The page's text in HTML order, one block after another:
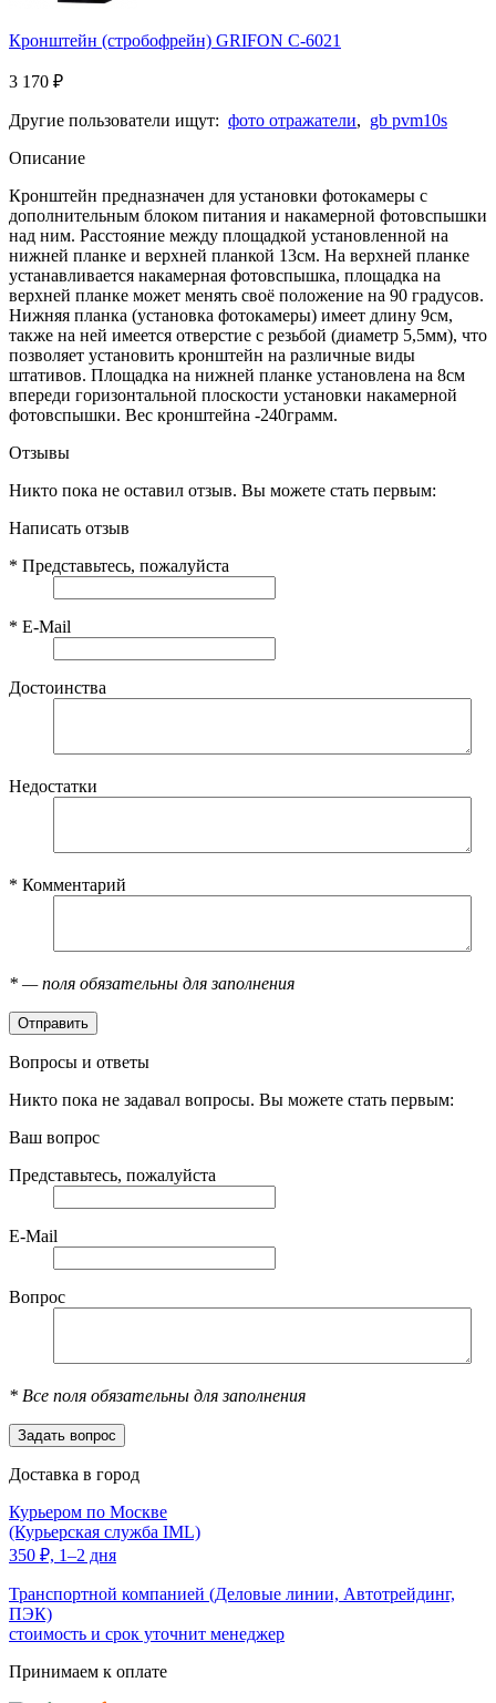
Кронштейн (стробофрейн) GRIFON С-6021
3 170 ₽
Другие пользователи ищут: фото отражатели, gb pvm10s
Описание
Кронштейн предназначен для установки фотокамеры c
дополнительным блоком питания и накамерной фотовспышки
над ним. Расстояние между площадкой установленной на
нижней планке и верхней планкой 13см. На верхней планке
устанавливается накамерная фотовспышка, площадка на
верхней планке может менять своё положение на 90 градусов.
Нижняя планка (установка фотокамеры) имеет длину 9см,
также на ней имеется отверстие с резьбой (диаметр 5,5мм), что
позволяет установить кронштейн на различные виды
штативов. Площадка на нижней планке установлена на 8см
впереди горизонтальной плоскости установки накамерной
фотовспышки. Вес кронштейна -240грамм.
Отзывы
Никто пока не оставил отзыв. Вы можете стать первым:
Написать отзыв
* Представьтесь, пожалуйста
* E-Mail
Достоинства
Недостатки
* Комментарий
* — поля обязательны для заполнения
Вопросы и ответы
Никто пока не задавал вопросы. Вы можете стать первым:
Ваш вопрос
Представьтесь, пожалуйста
E-Mail
Вопрос
* Все поля обязательны для заполнения
Доставка в город
Курьером по Москве
(Курьерская служба IML)
350 ₽, 1–2 дня
Транспортной компанией (Деловые линии, Автотрейдинг,
ПЭК)
стоимость и срок уточнит менеджер
Принимаем к оплате